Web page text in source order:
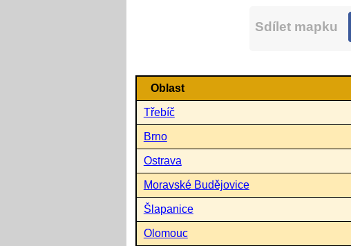
Sdílet mapku
Oblast
Třebíč
Brno
Ostrava
Moravské Budějovice
Šlapanice
Olomouc